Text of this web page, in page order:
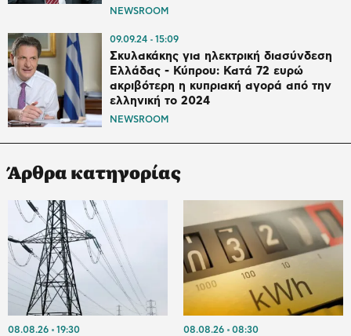
NEWSROOM
09.09.24 15:09
Σκυλακάκης για ηλεκτρική διασύνδεση
Ελλάδας - Κύπρου: Κατά 72 ευρώ
ακριβότερη η κυπριακή αγορά από την
ελληνική το 2024
NEWSROOM
Άρθρα κατηγορίας
08.08.26 19:30 08.08.26 08:30